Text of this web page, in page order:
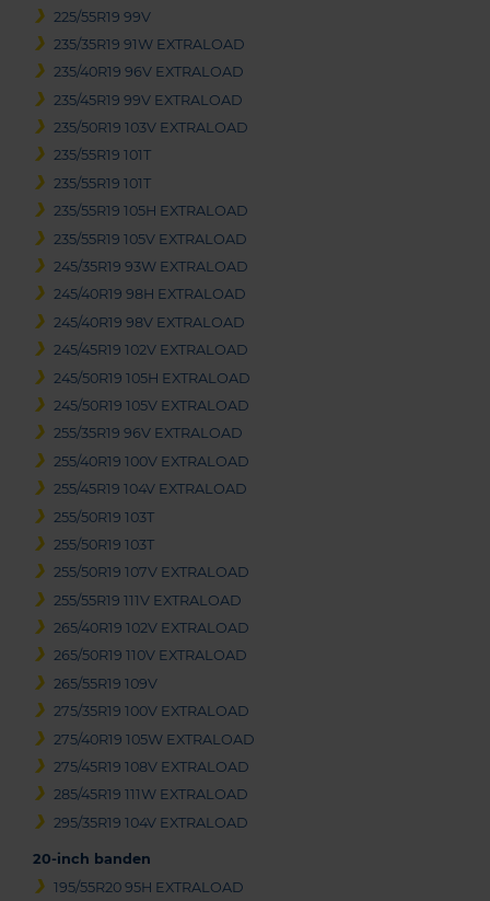
225/55R19 99V
235/35R19 91W EXTRALOAD
235/40R19 96V EXTRALOAD
235/45R19 99V EXTRALOAD
235/50R19 103V EXTRALOAD
235/55R19 101T
235/55R19 101T
235/55R19 105H EXTRALOAD
235/55R19 105V EXTRALOAD
245/35R19 93W EXTRALOAD
245/40R19 98H EXTRALOAD
245/40R19 98V EXTRALOAD
245/45R19 102V EXTRALOAD
245/50R19 105H EXTRALOAD
245/50R19 105V EXTRALOAD
255/35R19 96V EXTRALOAD
255/40R19 100V EXTRALOAD
255/45R19 104V EXTRALOAD
255/50R19 103T
255/50R19 103T
255/50R19 107V EXTRALOAD
255/55R19 111V EXTRALOAD
265/40R19 102V EXTRALOAD
265/50R19 110V EXTRALOAD
265/55R19 109V
275/35R19 100V EXTRALOAD
275/40R19 105W EXTRALOAD
275/45R19 108V EXTRALOAD
285/45R19 111W EXTRALOAD
295/35R19 104V EXTRALOAD
20-inch banden
195/55R20 95H EXTRALOAD